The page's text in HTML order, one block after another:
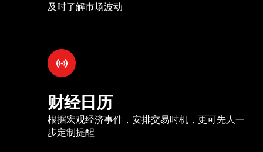
及时了解市场波动
财经日历
根据宏观经济事件，安排交易时机，更可先人一
步定制提醒